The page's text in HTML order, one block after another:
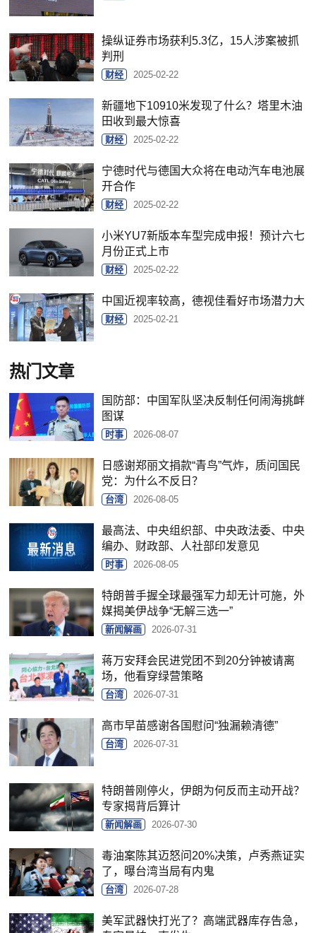
操纵证券市场获利5.3亿，15人涉案被抓
判刑
财经 2025-02-22
新疆地下10910米发现了什么？塔里木油
田收到最大惊喜
财经 2025-02-22
宁德时代与德国大众将在电动汽车电池展
开合作
财经 2025-02-22
小米YU7新版本车型完成申报！预计六七
月份正式上市
财经 2025-02-22
中国近视率较高，德视佳看好市场潜力大
财经 2025-02-21
热门文章
国防部：中国军队坚决反制任何闹海挑衅
图谋
时事 2026-08-07
日感谢郑丽文捐款“青鸟”气炸，质问国民
党：为什么不反日？
台湾 2026-08-05
最高法、中央组织部、中央政法委、中央
编办、财政部、人社部印发意见
时事 2026-08-05
特朗普手握全球最强军力却无计可施，外
媒揭美伊战争“无解三选一”
新闻解画 2026-07-31
蒋万安拜会民进党团不到20分钟被请离
场，他看穿绿营策略
台湾 2026-07-31
高市早苗感谢各国慰问“独漏赖清德”
台湾 2026-07-31
特朗普刚停火，伊朗为何反而主动开战？
专家揭背后算计
新闻解画 2026-07-30
毒油案陈其迈怒问20%决策，卢秀燕证实
了，曝台湾当局有内鬼
台湾 2026-07-28
美军武器快打光了？高端武器库存告急，